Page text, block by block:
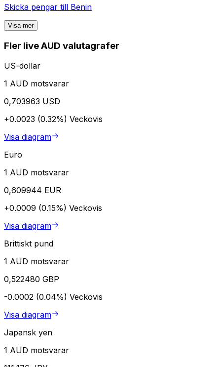
Skicka pengar till Benin
Visa mer
Fler live AUD valutagrafer
US-dollar
1 AUD motsvarar
0,703963 USD
+0.0023 (0.32%) Veckovis
Visa diagram
Euro
1 AUD motsvarar
0,609944 EUR
+0.0009 (0.15%) Veckovis
Visa diagram
Brittiskt pund
1 AUD motsvarar
0,522480 GBP
-0.0002 (0.04%) Veckovis
Visa diagram
Japansk yen
1 AUD motsvarar